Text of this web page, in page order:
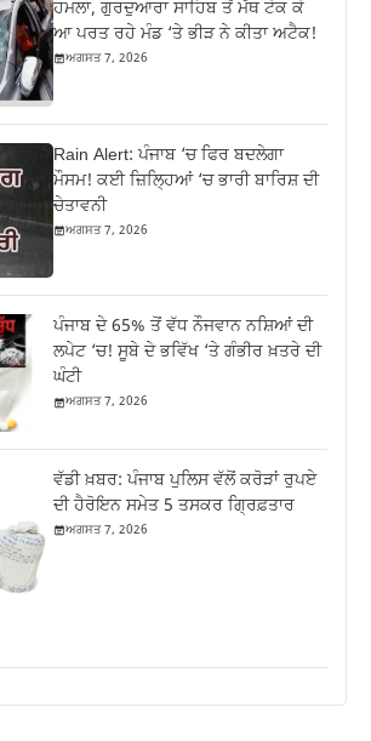
ਹਮਲਾ, ਗੁਰਦੁਆਰਾ ਸਾਹਿਬ ਤੋਂ ਮੱਥ ਟੇਕ ਕੇ
ਆ ਪਰਤ ਰਹੇ ਮੰਡ ‘ਤੇ ਭੀੜ ਨੇ ਕੀਤਾ ਅਟੈਕ!
ਅਗਸਤ 7, 2026
Rain Alert: ਪੰਜਾਬ ‘ਚ ਫਿਰ ਬਦਲੇਗਾ
ਮੌਸਮ! ਕਈ ਜ਼ਿਲ੍ਹਿਆਂ ‘ਚ ਭਾਰੀ ਬਾਰਿਸ਼ ਦੀ
ਚੇਤਾਵਨੀ
ਅਗਸਤ 7, 2026
ਪੰਜਾਬ ਦੇ 65% ਤੋਂ ਵੱਧ ਨੌਜਵਾਨ ਨਸ਼ਿਆਂ ਦੀ
ਲਪੇਟ ‘ਚ! ਸੂਬੇ ਦੇ ਭਵਿੱਖ ‘ਤੇ ਗੰਭੀਰ ਖ਼ਤਰੇ ਦੀ
ਘੰਟੀ
ਅਗਸਤ 7, 2026
ਵੱਡੀ ਖ਼ਬਰ: ਪੰਜਾਬ ਪੁਲਿਸ ਵੱਲੋਂ ਕਰੋੜਾਂ ਰੁਪਏ
ਦੀ ਹੈਰੋਇਨ ਸਮੇਤ 5 ਤਸਕਰ ਗ੍ਰਿਫ਼ਤਾਰ
ਅਗਸਤ 7, 2026